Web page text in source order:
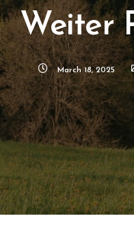
Weiter
March 18, 2025